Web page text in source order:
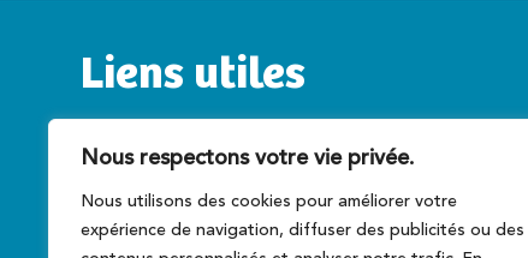
Nous respectons votre vie privée.
Nous utilisons des cookies pour améliorer votre
expérience de navigation, diffuser des publicités ou des
Liens utiles
Service public